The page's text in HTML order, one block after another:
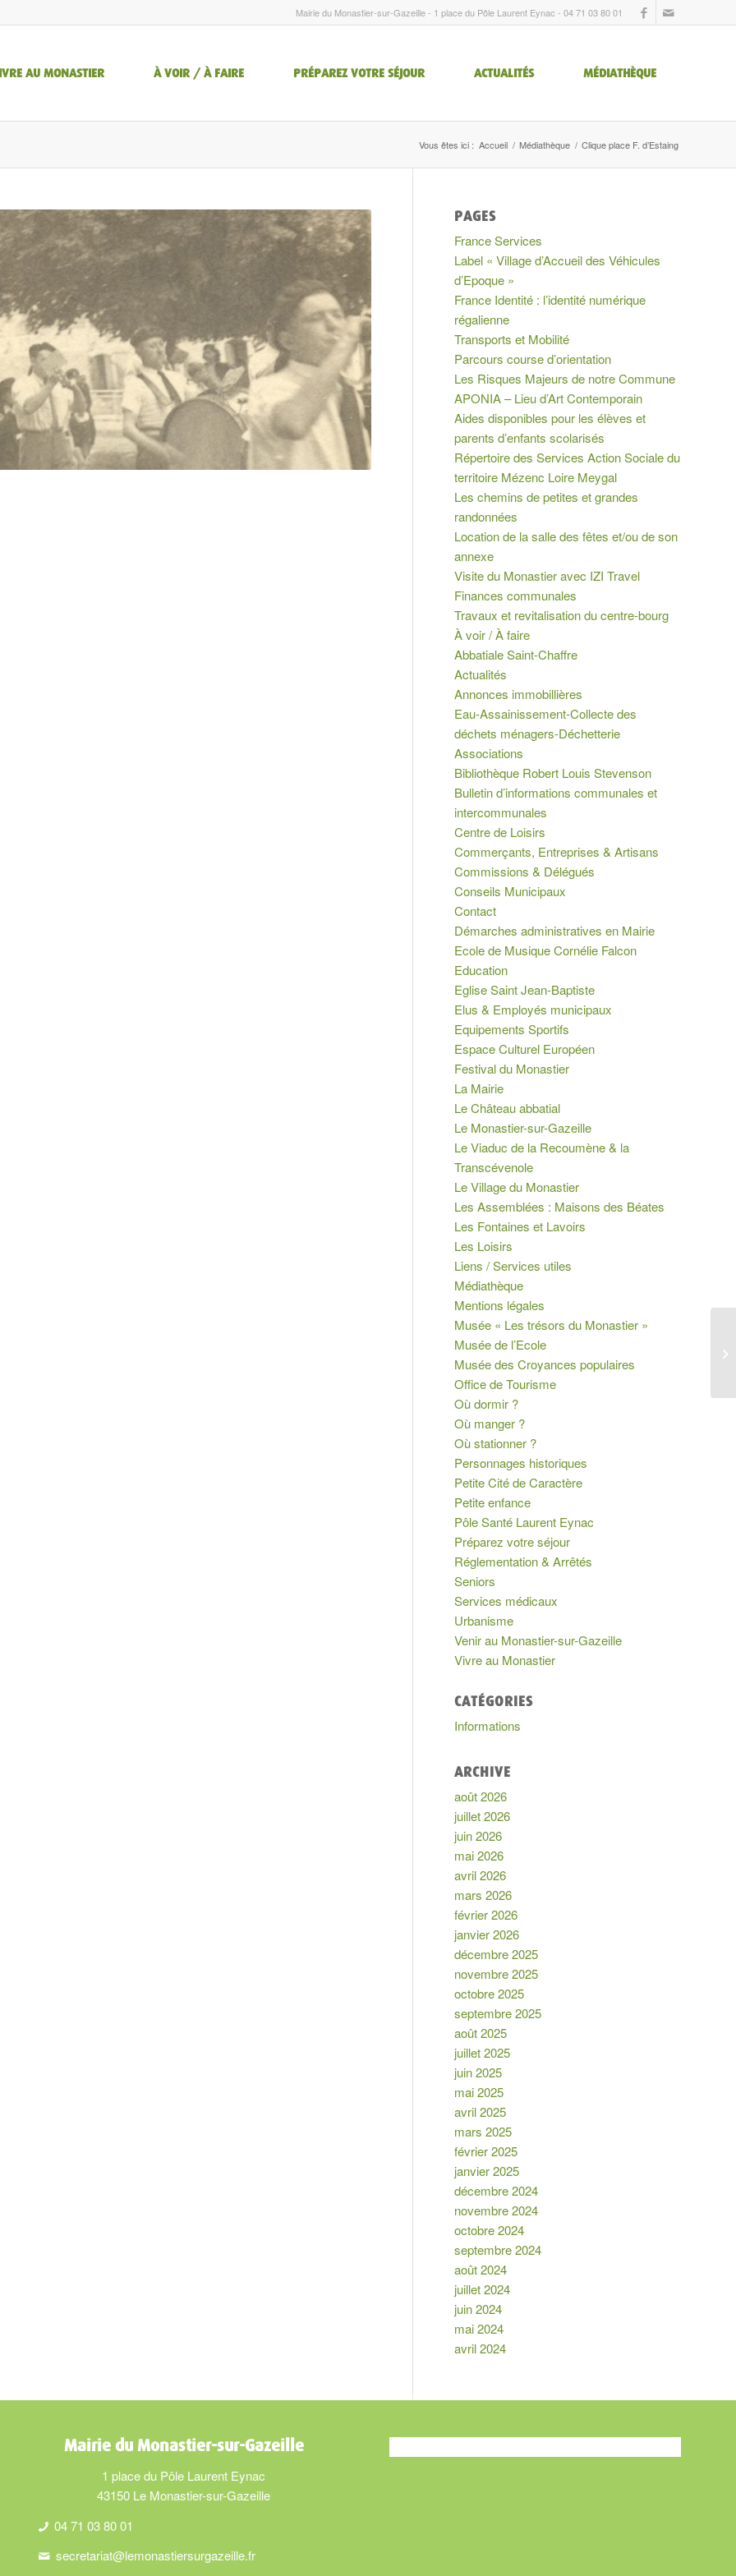
Mairie du Monastier-sur-Gazeille - 1 place du Pôle Laurent Eynac - 04 71 03 80 01
AU MONASTIER À VOIR / À FAIRE PRÉPAREZ VOTRE SÉJOUR ACTUALITÉS MÉDIATHÈQUE
Vous êtes ici : Accueil / Médiathèque / Clique place F. d’Estaing
PAGES
France Services
Label « Village d’Accueil des Véhicules
d’Epoque »
France Identité : l’identité numérique
régalienne
Transports et Mobilité
Parcours course d’orientation
Les Risques Majeurs de notre Commune
APONIA – Lieu d’Art Contemporain
Aides disponibles pour les élèves et
parents d’enfants scolarisés
Répertoire des Services Action Sociale du
territoire Mézenc Loire Meygal
Les chemins de petites et grandes
randonnées
Location de la salle des fêtes et/ou de son
annexe
Visite du Monastier avec IZI Travel
Finances communales
Travaux et revitalisation du centre-bourg
À voir / À faire
Abbatiale Saint-Chaffre
Actualités
Annonces immobillières
Eau-Assainissement-Collecte des
déchets ménagers-Déchetterie
Associations
Bibliothèque Robert Louis Stevenson
Bulletin d’informations communales et
intercommunales
Centre de Loisirs
Commerçants, Entreprises & Artisans
Commissions & Délégués
Conseils Municipaux
Contact
Démarches administratives en Mairie
Ecole de Musique Cornélie Falcon
Education
Eglise Saint Jean-Baptiste
Elus & Employés municipaux
Equipements Sportifs
Espace Culturel Européen
Festival du Monastier
La Mairie
Le Château abbatial
Le Monastier-sur-Gazeille
Le Viaduc de la Recoumène & la
Transcévenole
Le Village du Monastier
Les Assemblées : Maisons des Béates
Les Fontaines et Lavoirs
Les Loisirs
Liens / Services utiles
Médiathèque
Mentions légales
Musée « Les trésors du Monastier »
Musée de l’Ecole
Musée des Croyances populaires
Office de Tourisme
Où dormir ?
Où manger ?
Où stationner ?
Personnages historiques
Petite Cité de Caractère
Petite enfance
Pôle Santé Laurent Eynac
Préparez votre séjour
Réglementation & Arrêtés
Seniors
Services médicaux
Urbanisme
Venir au Monastier-sur-Gazeille
Vivre au Monastier
CATÉGORIES
Informations
ARCHIVE
août 2026
juillet 2026
juin 2026
mai 2026
avril 2026
mars 2026
février 2026
janvier 2026
décembre 2025
novembre 2025
octobre 2025
septembre 2025
août 2025
juillet 2025
juin 2025
mai 2025
avril 2025
mars 2025
février 2025
janvier 2025
décembre 2024
novembre 2024
octobre 2024
septembre 2024
août 2024
juillet 2024
juin 2024
mai 2024
avril 2024
Mairie du Monastier-sur-Gazeille
1 place du Pôle Laurent Eynac
43150 Le Monastier-sur-Gazeille
04 71 03 80 01
secretariat@lemonastiersurgazeille.fr